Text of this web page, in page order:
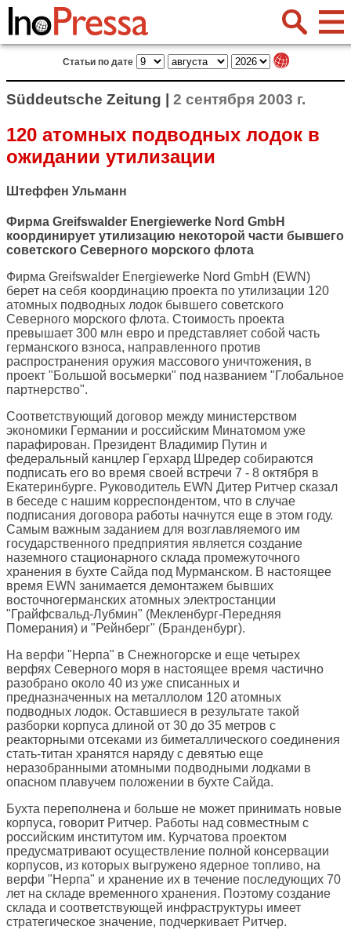
Статьи по дате
Süddeutsche Zeitung | 2 сентября 2003 г.
120 атомных подводных лодок в
ожидании утилизации
Штеффен Ульманн
Фирма Greifswalder Energiewerke Nord GmbH
координирует утилизацию некоторой части бывшего
советского Северного морского флота
Фирма Greifswalder Energiewerke Nord GmbH (EWN)
берет на себя координацию проекта по утилизации 120
атомных подводных лодок бывшего советского
Северного морского флота. Стоимость проекта
превышает 300 млн евро и представляет собой часть
германского взноса, направленного против
распространения оружия массового уничтожения, в
проект "Большой восьмерки" под названием "Глобальное
партнерство".
Соответствующий договор между министерством
экономики Германии и российским Минатомом уже
парафирован. Президент Владимир Путин и
федеральный канцлер Герхард Шредер собираются
подписать его во время своей встречи 7 - 8 октября в
Екатеринбурге. Руководитель EWN Дитер Ритчер сказал
в беседе с нашим корреспондентом, что в случае
подписания договора работы начнутся еще в этом году.
Самым важным заданием для возглавляемого им
государственного предприятия является создание
наземного стационарного склада промежуточного
хранения в бухте Сайда под Мурманском. В настоящее
время EWN занимается демонтажем бывших
восточногерманских атомных электростанции
"Грайфсвальд-Лубмин" (Мекленбург-Передняя
Померания) и "Рейнберг" (Бранденбург).
На верфи "Нерпа" в Снежногорске и еще четырех
верфях Северного моря в настоящее время частично
разобрано около 40 из уже списанных и
предназначенных на металлолом 120 атомных
подводных лодок. Оставшиеся в результате такой
разборки корпуса длиной от 30 до 35 метров с
реакторными отсеками из биметаллического соединения
стать-титан хранятся наряду с девятью еще
неразобранными атомными подводными лодками в
опасном плавучем положении в бухте Сайда.
Бухта переполнена и больше не может принимать новые
корпуса, говорит Ритчер. Работы над совместным с
российским институтом им. Курчатова проектом
предусматривают осуществление полной консервации
корпусов, из которых выгружено ядерное топливо, на
верфи "Нерпа" и хранение их в течение последующих 70
лет на складе временного хранения. Поэтому создание
склада и соответствующей инфраструктуры имеет
стратегическое значение, подчеркивает Ритчер.